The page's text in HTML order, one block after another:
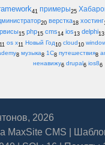
41 примеры25
20 верстка18 хостинг
15 php15 cms14 ios13 delphi13
os x11 Новый Год10 cloud10
8 музыка8 1С8 путешествия8
ненавижу6 drupal6 ios86
2026
MaxSite CMS